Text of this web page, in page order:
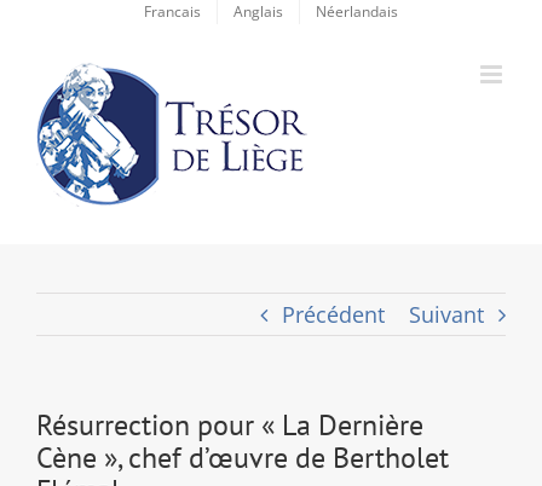
contenu
Francais Anglais Néerlandais
Précédent Suivant
Résurrection pour « La Dernière
Cène », chef d’œuvre de Bertholet